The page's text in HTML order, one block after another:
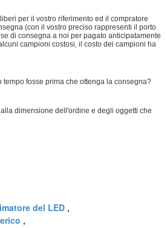
per il vostro riferimento ed il compratore
(con il vostro preciso rappresenti il porto
di consegna a noi per pagato anticipatamente
campioni costosi, il costo dei campioni ha
tempo fosse prima che ottenga la consegna?
dimensione dell'ordine e degli oggetti che
del LED ,
,